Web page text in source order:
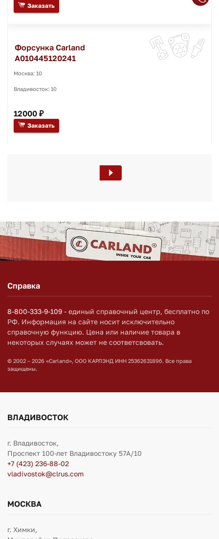
Заказать
Форсунка Carland
A010445120241
Москва: 10
Владивосток: 10
12000 ₽
Заказать
Справка
8-800-333-9-109 - единый справочный центр, бесплатно по
РФ. Информация на сайте носит исключительно
справочную функцию. Цена или наличие товара в
некоторых случаях может не соответсвовать.
© 2002 – 2026 «Carland», ООО КАРЛЭНД ИНН 2536263189б. Все права
защищены.
ВЛАДИВОСТОК
г. Владивосток,
Проспект 100-лет Владивостоку 57А/10
+7 (423) 236-88-02
vladivostok@clrus.com
МОСКВА
г. Химки,